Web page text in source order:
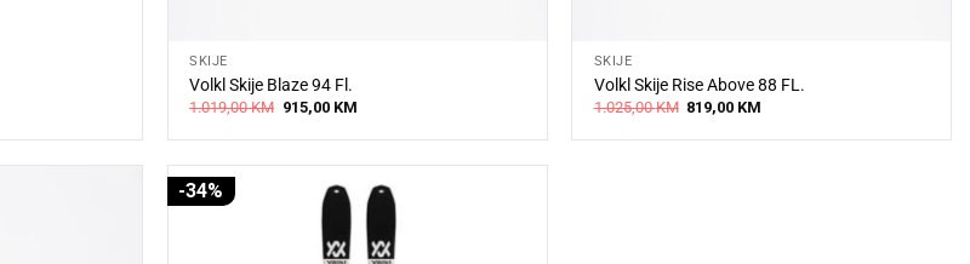
SKIJE
Volkl Skije Blaze 94 Fl.
1.019,00KM Original
price
915,00 KMCurrent
SKIJE
Volkl Skije Rise Above 88 FL.
1.025,00KM Original
price
819,00 KM
-34%